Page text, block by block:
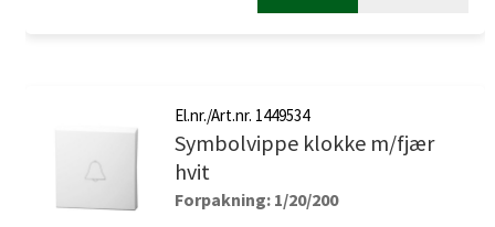
El.nr./Art.nr. 1449534
Symbolvippe klokke m/fjær
hvit
Forpakning: 1/20/200